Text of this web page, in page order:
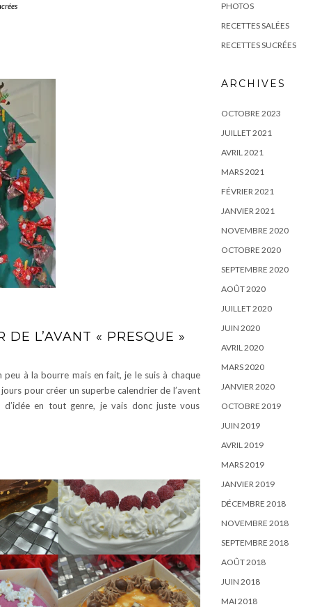
DE L’AVANT « PRESQUE »
peu à la bourre mais en fait, je le suis à chaque
pour créer un superbe calendrier de l’avent
d’idée en tout genre, je vais donc juste vous
PHOTOS
RECETTES SALÉES
RECETTES SUCRÉES
ARCHIVES
OCTOBRE 2023
JUILLET 2021
AVRIL 2021
MARS 2021
FÉVRIER 2021
JANVIER 2021
NOVEMBRE 2020
OCTOBRE 2020
SEPTEMBRE 2020
AOÛT 2020
JUILLET 2020
JUIN 2020
AVRIL 2020
MARS 2020
JANVIER 2020
OCTOBRE 2019
JUIN 2019
AVRIL 2019
MARS 2019
JANVIER 2019
DÉCEMBRE 2018
NOVEMBRE 2018
SEPTEMBRE 2018
AOÛT 2018
JUIN 2018
MAI 2018